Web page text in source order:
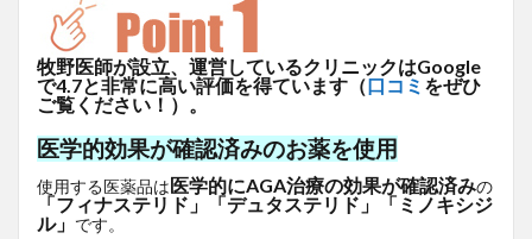
牧野医師が設立、運営しているクリニックはGoogle
で4.7と非常に高い評価を得ています（口コミ をぜひ
ご覧ください！）。
医学的効果が確認済みのお薬を使用
使用する医薬品は医学的にAGA治療の効果が確認済みの
「フィナステリド」「デュタステリド」「ミノキシジ
ル」 です。